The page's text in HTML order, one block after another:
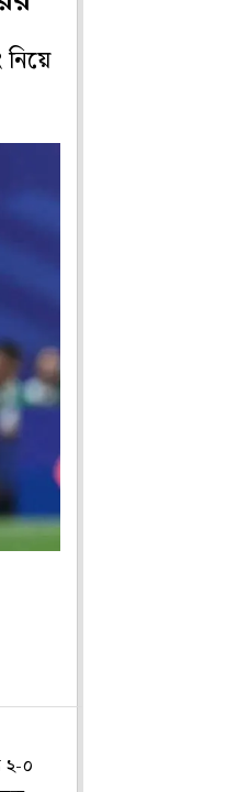
২-০